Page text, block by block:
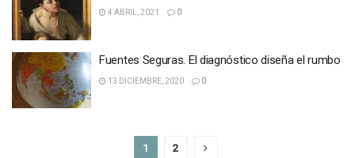
4 ABRIL, 2021 0
Fuentes Seguras. El diagnóstico diseña el rumbo
13 DICIEMBRE, 2020 0
1 2